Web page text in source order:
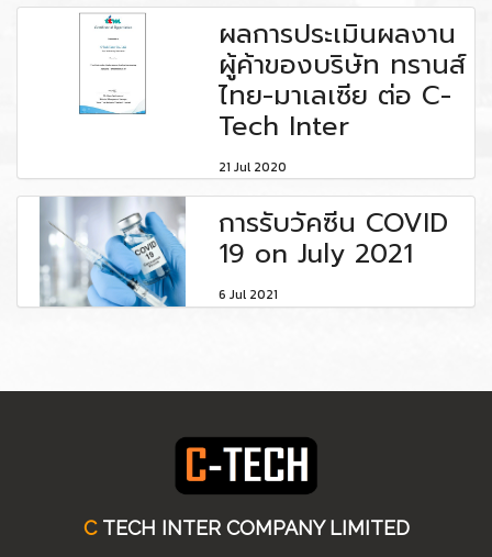
ผลการประเมินผลงาน
ผู้ค้าของบริษัท ทรานส์
ไทย-มาเลเซีย ต่อ C-
Tech Inter
21 Jul 2020
การรับวัคซีน COVID
19 on July 2021
6 Jul 2021
C TECH INTER COMPANY LIMITED